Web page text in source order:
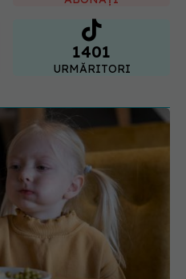
1401
URMĂRITORI